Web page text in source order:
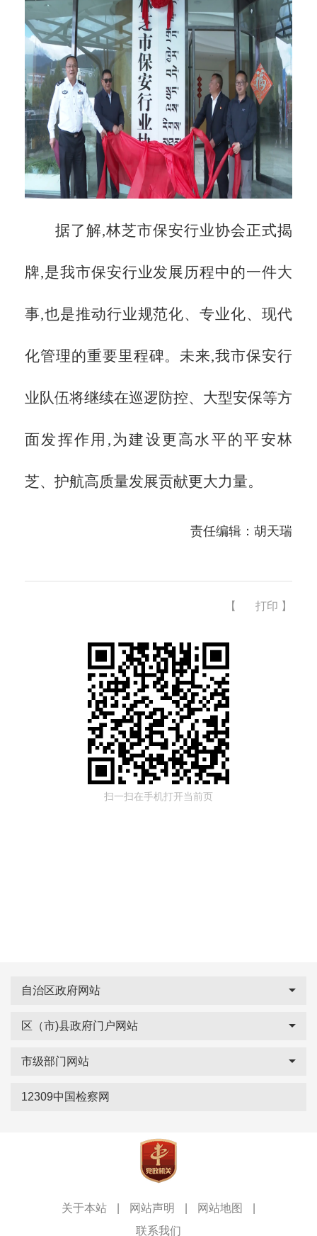
据了解,林芝市保安行业协会正式揭
牌,是我市保安行业发展历程中的一件大
事,也是推动行业规范化、专业化、现代
化管理的重要里程碑。未来,我市保安行
业队伍将继续在巡逻防控、大型安保等方
面发挥作用,为建设更高水平的平安林
芝、护航高质量发展贡献更大力量。
责任编辑：胡天瑞
【 打印 】
扫一扫在手机打开当前页
自治区政府网站
区（市)县政府门户网站
市级部门网站
12309中国检察网
关于本站 网站声明 网站地图
联系我们